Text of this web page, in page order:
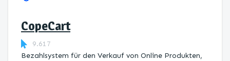
CopeCart
9.617
Bezahlsystem für den Verkauf von Online Produkten,